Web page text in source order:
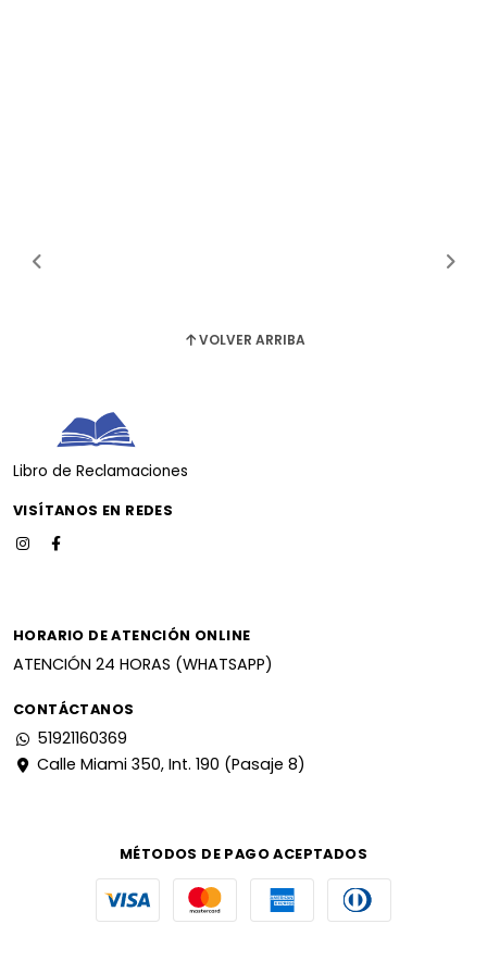
VOLVER ARRIBA
Libro de Reclamaciones
VISÍTANOS EN REDES
HORARIO DE ATENCIÓN ONLINE
ATENCIÓN 24 HORAS (WHATSAPP)
CONTÁCTANOS
51921160369
Calle Miami 350, Int. 190 (Pasaje 8)
MÉTODOS DE PAGO ACEPTADOS